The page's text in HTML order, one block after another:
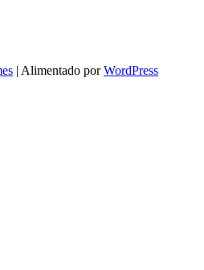
| Alimentado porWordPress